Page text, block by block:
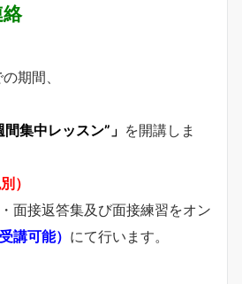
期間、
集中レッスン”」 を開講しま
）
面接返答集及び面接練習をオン
講可能） にて行います。